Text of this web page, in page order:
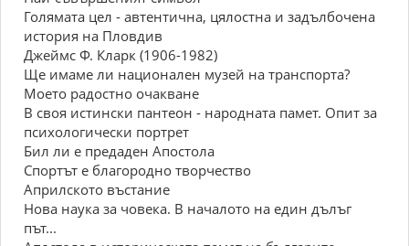
Голямата цел - автентична, цялостна и задълбочена
история на Пловдив
Джеймс Ф. Кларк (1906-1982)
Ще имаме ли национален музей на транспорта?
Моето радостно очакване
В своя истински пантеон - народната памет. Опит за
психологически портрет
Бил ли е предаден Апостола
Спортът е благородно творчество
Априлското въстание
Нова наука за човека. В началото на един дълъг
път...